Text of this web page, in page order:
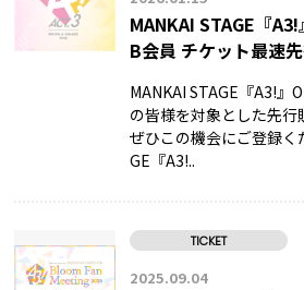
MANKAI STAGE『
B会員 チケット最速
MANKAI STAGE『A3!』
の皆様を対象とした先行
ぜひこの機会にご登録
GE『A3!..
TICKET
2025.09.04